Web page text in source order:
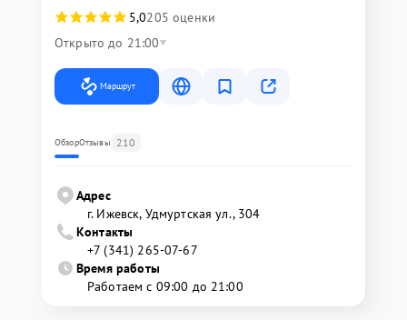
5,0205 оценки
Открыто до 21:00
Маршрут
ОбзорОтзывы 210
Адрес
г. Ижевск, Удмуртская ул., 304
Контакты
+7 (341) 265-07-67
Время работы
Работаем с 09:00 до 21:00